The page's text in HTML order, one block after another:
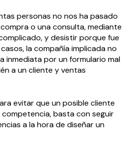
personas no nos ha pasado
o una consulta, mediante
y desistir porque fue
la compañía implicada no
inmediata por un formulario mal
a un cliente y ventas
evitar que un posible cliente
basta con seguir
a la hora de diseñar un